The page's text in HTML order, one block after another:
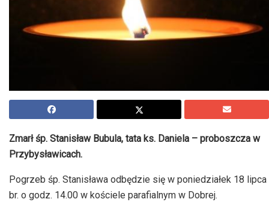
Zmarł śp. Stanisław Bubula, tata ks. Daniela – proboszcza w
Przybysławicach.
Pogrzeb śp. Stanisława odbędzie się w poniedziałek 18 lipca
br. o godz. 14.00 w kościele parafialnym w Dobrej.